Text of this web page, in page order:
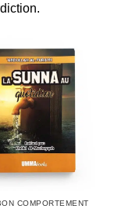
COMPORTEMENT